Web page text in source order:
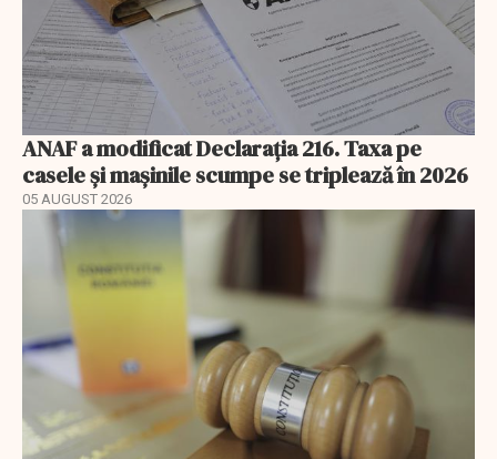
ANAF a modificat Declarația 216. Taxa pe
casele și mașinile scumpe se triplează în 2026
05 AUGUST 2026